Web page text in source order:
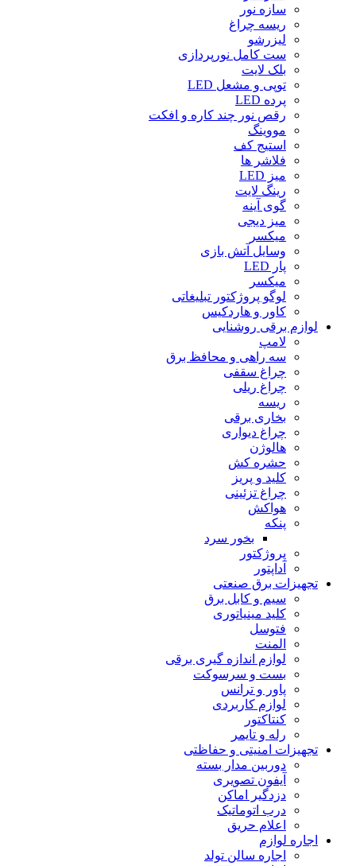
سازه نور
ریسه چراغ
لیزرشو
ست کامل نورپردازی
بلک لایت
توپی و مشعل LED
پرده LED
رقص نور چند کاره و افکت
مووینگ
استیج کف
فلاشر ها
میز LED
رینگ لایت
گوی آینه
میز دیجی
میکسر
وسایل آتش بازی
پار LED
میکسر
لوگو پروژکتور تبلیغاتی
کاور و هاردکیس
لوازم برقی روشنایی
لامپ
سه راهى و محافظ برق
چراغ سقفى
چراغ ریلى
ریسه
بخارى برقى
چراغ دیوارى
هالوژن
حشره کش
کلید و پریز
چراغ تزئینى
هواکش
پنکه
بخور سرد
پروژکتور
آداپتور
تجهیزات برق صنعتی
سیم و کابل برق
کلید مینیاتورى
فتوسل
المنت
لوازم اندازه گیرى برقى
بست و سرسوکت
پاور و ترانس
لوازم کاربردی
کنتاکتور
رله و تایمر
تجهیزات امنیتى و حفاظتی
دوربین مدار بسته
آیفون تصویری
دزدگیر اماکن
درب اتوماتیک
اعلام حریق
اجاره لوازم
اجاره سالن تولد